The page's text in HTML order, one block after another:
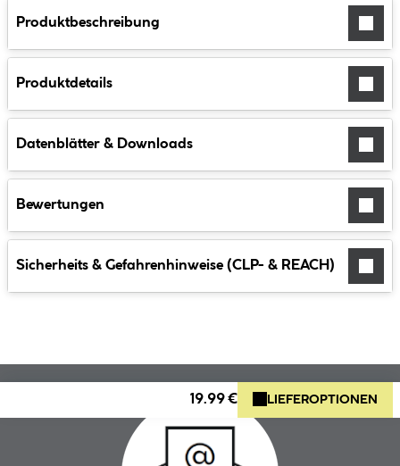
Produktbeschreibung
Produktdetails
Datenblätter & Downloads
Bewertungen
Sicherheits & Gefahrenhinweise (CLP- & REACH)
19.99 € LIEFEROPTIONEN